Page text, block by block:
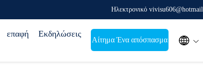
Ηλεκτρονικό
επαφή Εκδηλώσεις
Αίτημα Ένα απόσπασμα 